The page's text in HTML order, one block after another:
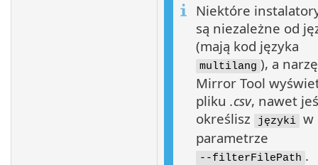
Niektóre instalatory
są niezależne od
(mają kod języka
multilang ), a
Mirror Tool
pliku .csv, nawet
określisz
języki
w
parametrze
--filterFilePath .